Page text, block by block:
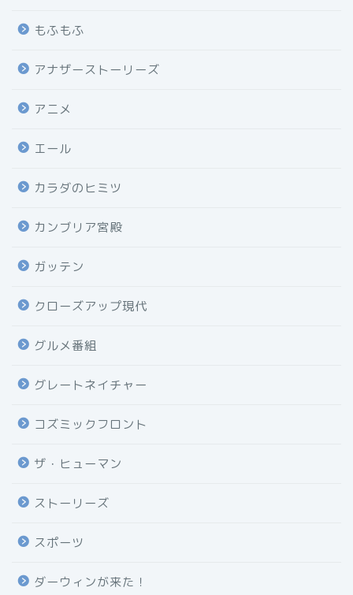
もふもふ
アナザーストーリーズ
アニメ
エール
カラダのヒミツ
カンブリア宮殿
ガッテン
クローズアップ現代
グルメ番組
グレートネイチャー
コズミックフロント
ザ・ヒューマン
ストーリーズ
スポーツ
ダーウィンが来た！